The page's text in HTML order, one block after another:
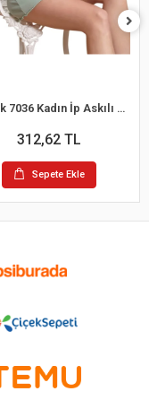
Berrak 7036 Kadın İp Askılı Şortlu Pijama Takım
312,62 TL
Sepete Ekle